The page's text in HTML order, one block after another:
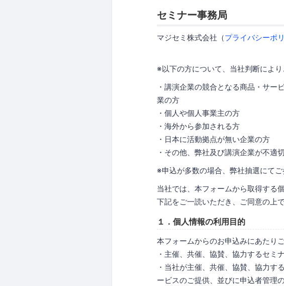
セミナー事務局
マジセミ株式会社（プライバシーポ
※以下の方について、当社判断によ
・講演企業の競合となる商品・サー
業の方
・個人や個人事業主の方
・海外から参加される方
・日本に活動拠点が無い企業の方
・その他、弊社及び講演企業が不適
※申込が多数の場合、弊社抽選にて
当社では、本フォームから取得する
下記をご一読いただき、ご同意の上
１．個人情報の利用目的
本フォームからのお申込みにあたり
・主催、共催、協賛、協力するセミ
・当社が主催、共催、協賛、協力す
ービスのご提供、並びに申込者管理